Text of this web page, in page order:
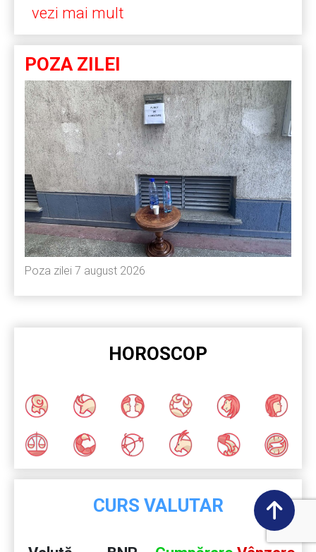
vezi mai mult
POZA ZILEI
Poza zilei 7 august 2026
HOROSCOP
CURS VALUTAR